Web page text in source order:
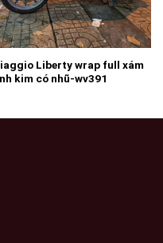
Liberty wrap full xám
kim có nhũ-wv391